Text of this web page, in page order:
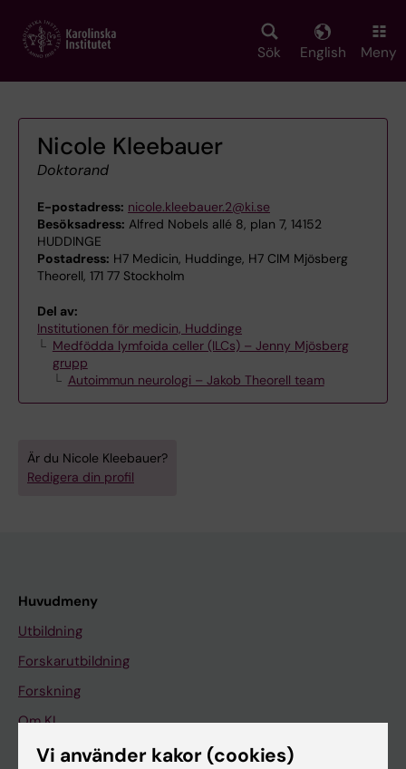
main
Sök English Meny
Nicole Kleebauer
Doktorand
E-postadress: nicole.kleebauer.2@ki.se
Besöksadress: Alfred Nobels allé 8, plan 7, 14152
HUDDINGE
Postadress: H7 Medicin, Huddinge, H7 CIM Mjösberg
Theorell, 171 77 Stockholm
Del av:
Institutionen för medicin, Huddinge
Medfödda lymfoida celler (ILCs) – Jenny Mjösberg
grupp
Autoimmun neurologi – Jakob Theorell team
Är du Nicole Kleebauer?
Redigera din profil
Huvudmeny
Utbildning
Forskarutbildning
Forskning
Om KI
Vi använder kakor (cookies)